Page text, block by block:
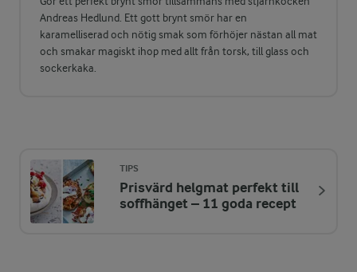
Andreas Hedlund. Ett gott brynt smör har en
karamelliserad och nötig smak som förhöjer nästan all mat
och smakar magiskt ihop med allt från torsk, till glass och
sockerkaka.
TIPS
Prisvärd helgmat perfekt till
soffhänget – 11 goda recept